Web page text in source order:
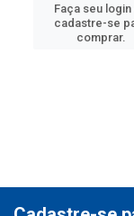
Faça seu login
cadastre-se
comprar.